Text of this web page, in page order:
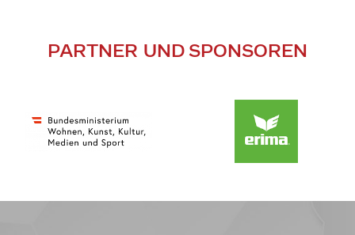
PARTNER UND SPONSOREN